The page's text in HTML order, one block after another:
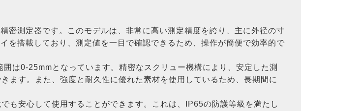
密測定器です。このモデルは、非常に高い測定精度を誇り、主に外径の寸
を搭載しており、測定値を一目で確認できるため、操作が簡便で効率的で
は0-25mmとなっています。精密なスクリュー機構により、安定した測
ます。また、強度と耐久性に優れた素材を使用しているため、長期間に
も安心して使用することができます。これは、IP65の防護等級を満たし